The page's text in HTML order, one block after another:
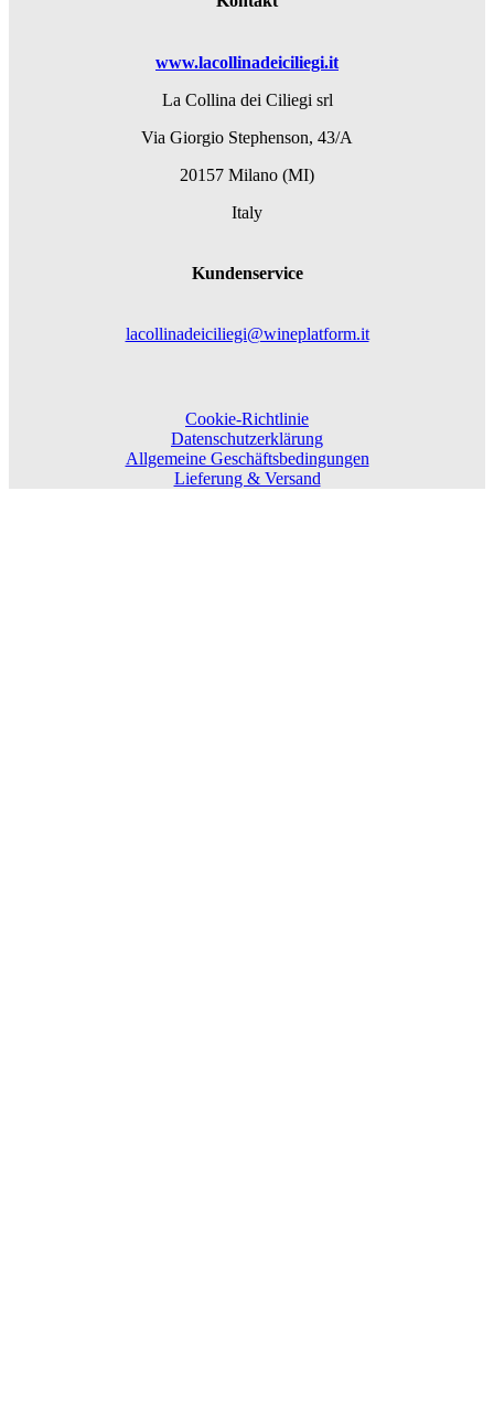
www.lacollinadeiciliegi.it
La Collina dei Ciliegi srl
Via Giorgio Stephenson, 43/A
20157 Milano (MI)
Italy
Kundenservice
lacollinadeiciliegi@wineplatform.it
Cookie-Richtlinie
Datenschutzerklärung
Allgemeine Geschäftsbedingungen
Lieferung & Versand